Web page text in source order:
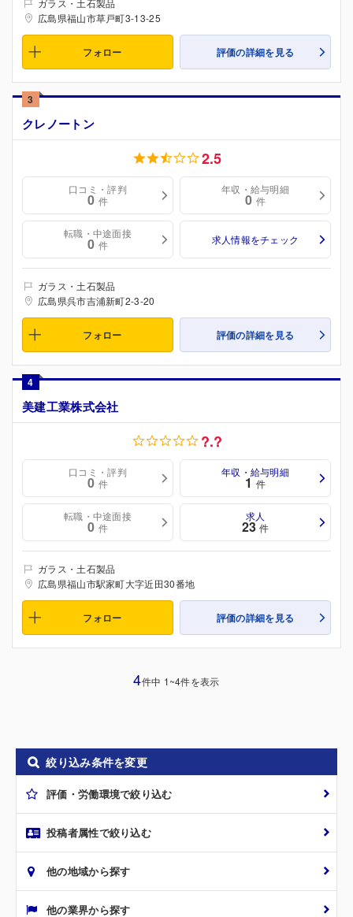
ガラス・土石製品
広島県福山市草戸町3-13-25
フォロー 評価の詳細を見る
3
クレノートン
2.5
口コミ・評判
0 件
年収・給与明細
0 件
転職・中途面接
0 件 求人情報をチェック
ガラス・土石製品
広島県呉市吉浦新町2-3-20
フォロー 評価の詳細を見る
4
美建工業株式会社
?.?
口コミ・評判
0 件
年収・給与明細
1 件
転職・中途面接
0 件
求人
23 件
ガラス・土石製品
広島県福山市駅家町大字近田30番地
フォロー 評価の詳細を見る
4件中 1~4件を表示
絞り込み条件を変更
評価・労働環境で絞り込む
投稿者属性で絞り込む
他の地域から探す
他の業界から探す